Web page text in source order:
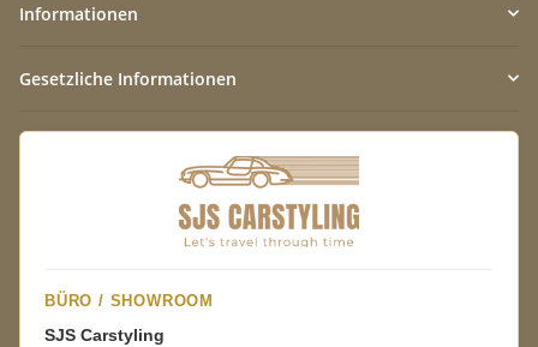
Informationen
Gesetzliche Informationen
BÜRO / SHOWROOM
SJS Carstyling